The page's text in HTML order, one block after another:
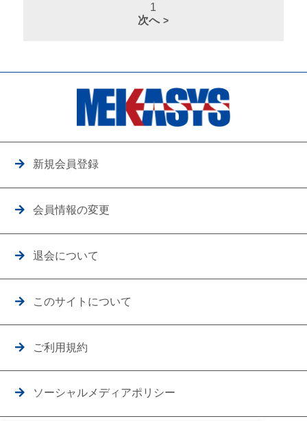
1
次へ
新規会員登録
会員情報の変更
退会について
このサイトについて
ご利用規約
ソーシャルメディアポリシー